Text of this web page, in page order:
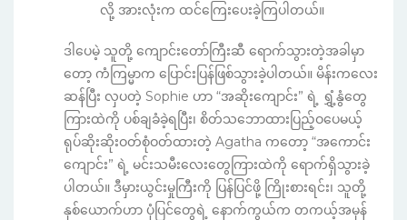
လို့ အားလုံးက ထင်ကြေးပေးခဲ့ကြပါတယ်။
ဒါပေမဲ့ သူတို့ ကျောင်းတော်ကြီးဆီ ရောက်သွားတဲ့အခါမှာ
တော့ ကံကြမ္မာက ပြောင်းပြန်ဖြစ်သွားခဲ့ပါတယ်။ မိန်းကလေး
ဆန်ပြီး လှပတဲ့ Sophie ဟာ “အဆိုးကျောင်း” ရဲ့ ရွှံ့နွံတွေ
ကြားထဲကို ပစ်ချခံခဲ့ရပြီး၊ စိတ်သဘောထားပြည့်ဝပေမယ့်
ရုပ်ဆိုးဆိုးဝတ်စုံဝတ်ထားတဲ့ Agatha ကတော့ “အကောင်း
ကျောင်း” ရဲ့ မင်းသမီးလေးတွေကြားထဲကို ရောက်ရှိသွားခဲ့
ပါတယ်။ ဒီမှားယွင်းမှုကြီးကို ပြန်ပြင်ဖို့ ကြိုးစားရင်း၊ သူတို့
နှစ်ယောက်ဟာ ပုံပြင်တွေရဲ့ နောက်ကွယ်က တကယ့်အမှန်